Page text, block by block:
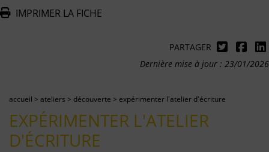
IMPRIMER LA FICHE
PARTAGER
Dernière mise à jour : 23/01/2026
accueil > ateliers > découverte > expérimenter l'atelier d'écriture
EXPÉRIMENTER L'ATELIER
D'ÉCRITURE